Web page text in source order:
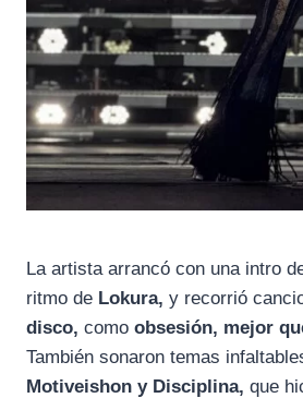
La artista arrancó con una intro
ritmo de Lokura, y recorrió
disco, como obsesión, mejor
También sonaron temas
Motiveishon y Disciplina, que